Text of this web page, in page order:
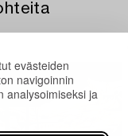
evästeiden
navigoinnin
analysoimiseksi ja